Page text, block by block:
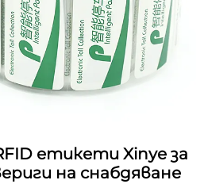
етикети Xinye за
на снабдяване